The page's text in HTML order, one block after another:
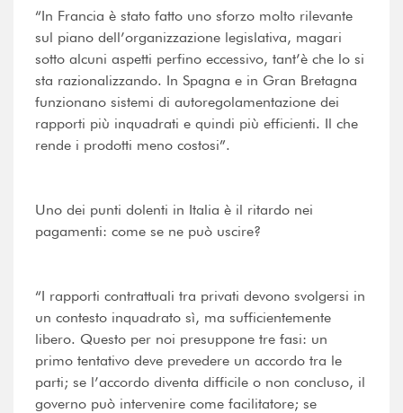
“In Francia è stato fatto uno sforzo molto rilevante
sul piano dell’organizzazione legislativa, magari
sotto alcuni aspetti perfino eccessivo, tant’è che lo si
sta razionalizzando. In Spagna e in Gran Bretagna
funzionano sistemi di autoregolamentazione dei
rapporti più inquadrati e quindi più efficienti. Il che
rende i prodotti meno costosi”.
Uno dei punti dolenti in Italia è il ritardo nei
pagamenti: come se ne può uscire?
“I rapporti contrattuali tra privati devono svolgersi in
un contesto inquadrato sì, ma sufficientemente
libero. Questo per noi presuppone tre fasi: un
primo tentativo deve prevedere un accordo tra le
parti; se l’accordo diventa difficile o non concluso, il
governo può intervenire come facilitatore; se